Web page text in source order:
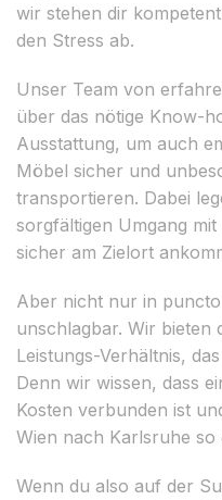
wir stehen dir
den Stress ab.
Unser Team von
über das nötige Know-
Ausstattung, um auch
Möbel sicher und
transportieren. Dabei
sorgfältigen Umgang
sicher am Zielort
Aber nicht nur in
unschlagbar. Wir bieten
Leistungs-Verhältnis,
Denn wir wissen, dass
Kosten verbunden ist
Wien nach Karlsruhe so
Wenn du also auf der